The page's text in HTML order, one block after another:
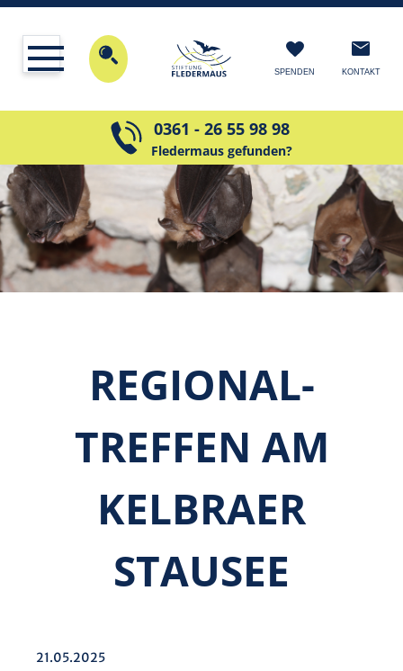
SPENDEN KONTAKT
0361 - 26 55 98 98
Fledermaus gefunden?
REGIONAL­
TREFFEN AM
KELBRAER
STAUSEE
21.05.2025